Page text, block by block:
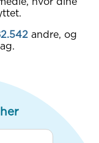
andre, og